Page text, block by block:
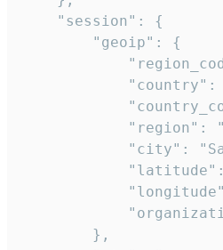
    "session": {
        "geoip": {
"country":
"region":
"city":
        },